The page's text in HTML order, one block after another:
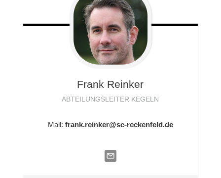
Frank Reinker
ABTEILUNGSLEITER KEGELN
Mail: frank.reinker@sc-reckenfeld.de